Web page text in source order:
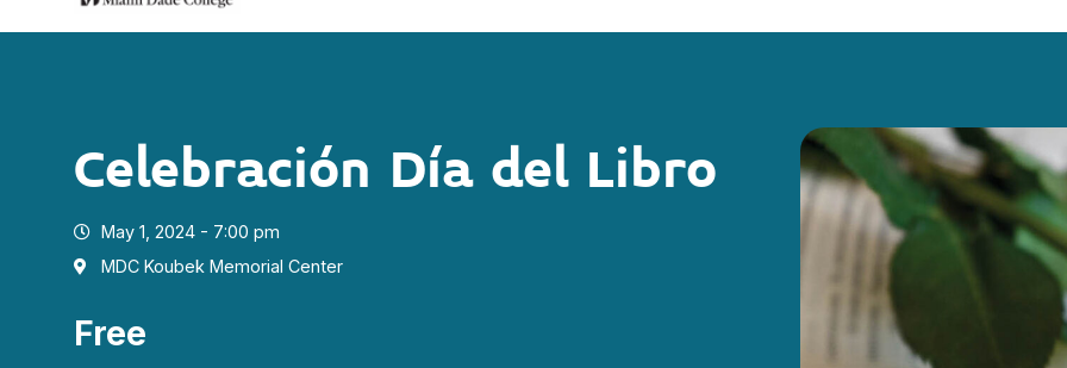
Celebración Día del Libro
May 1, 2024 - 7:00 pm
MDC Koubek Memorial Center
Free